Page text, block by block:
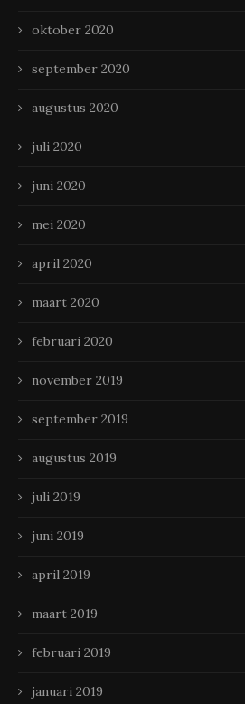
oktober 2020
september 2020
augustus 2020
juli 2020
juni 2020
mei 2020
april 2020
maart 2020
februari 2020
november 2019
september 2019
augustus 2019
juli 2019
juni 2019
april 2019
maart 2019
februari 2019
januari 2019